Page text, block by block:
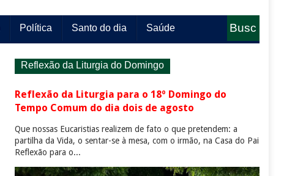
Política Santo do dia Saúde
Busc
Reflexão da Liturgia do Domingo
Reflexão da Liturgia para o 18º Domingo do
Tempo Comum do dia dois de agosto
Que nossas Eucaristias realizem de fato o que pretendem: a
partilha da Vida, o sentar-se à mesa, com o irmão, na Casa do Pai
Reflexão para o...